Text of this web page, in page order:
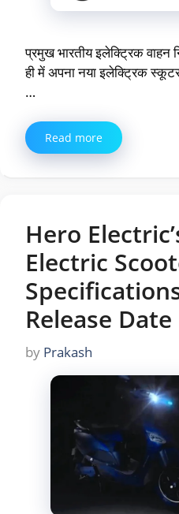
प्रमुख भारतीय इलेक्ट्रिक वाहन
ही में अपना नया इलेक्ट्रिक
…
Read more
Hero
Electric
Release Date
by Prakash